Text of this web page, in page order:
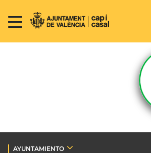
AYUNTAMIENTO